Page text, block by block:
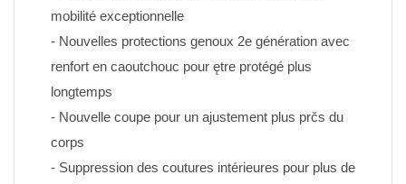
mobilité exceptionnelle
- Nouvelles protections genoux 2e génération avec
renfort en caoutchouc pour ętre protégé plus
longtemps
- Nouvelle coupe pour un ajustement plus prčs du
corps
- Suppression des coutures intérieures pour plus de